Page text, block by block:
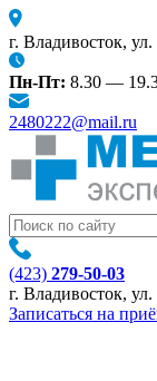
г. Владивосток,
Пн-Пт: 8.30 —
2480222@mail.ru
(423) 279-50-03
г. Владивосток,
Записаться на